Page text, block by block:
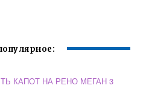
КАПОТ НА РЕНО МЕГАН 3